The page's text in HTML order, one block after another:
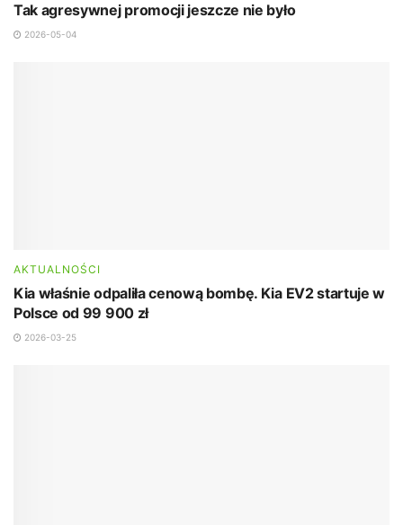
Tak agresywnej promocji jeszcze nie było
2026-05-04
AKTUALNOŚCI
Kia właśnie odpaliła cenową bombę. Kia EV2 startuje w
Polsce od 99 900 zł
2026-03-25